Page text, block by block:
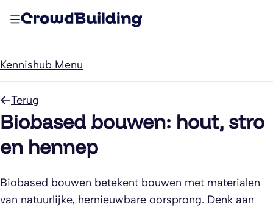
Kennishub Menu
Terug
Biobased bouwen: hout, stro
en hennep
Biobased bouwen betekent bouwen met materialen
van natuurlijke, hernieuwbare oorsprong. Denk aan